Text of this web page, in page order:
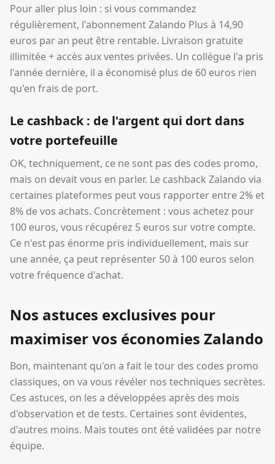
Pour aller plus loin : si vous commandez
régulièrement, l'abonnement Zalando Plus à 14,90
euros par an peut être rentable. Livraison gratuite
illimitée + accès aux ventes privées. Un collègue l'a pris
l'année dernière, il a économisé plus de 60 euros rien
qu'en frais de port.
Le cashback : de l'argent qui dort dans
votre portefeuille
OK, techniquement, ce ne sont pas des codes promo,
mais on devait vous en parler. Le cashback Zalando via
certaines plateformes peut vous rapporter entre 2% et
8% de vos achats. Concrètement : vous achetez pour
100 euros, vous récupérez 5 euros sur votre compte.
Ce n'est pas énorme pris individuellement, mais sur
une année, ça peut représenter 50 à 100 euros selon
votre fréquence d'achat.
Nos astuces exclusives pour
maximiser vos économies Zalando
Bon, maintenant qu'on a fait le tour des codes promo
classiques, on va vous révéler nos techniques secrètes.
Ces astuces, on les a développées après des mois
d'observation et de tests. Certaines sont évidentes,
d'autres moins. Mais toutes ont été validées par notre
équipe.